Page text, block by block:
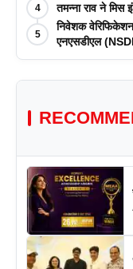
4 तमन्ना राव ने मिस
5
निवेशक
एनएसडीएल